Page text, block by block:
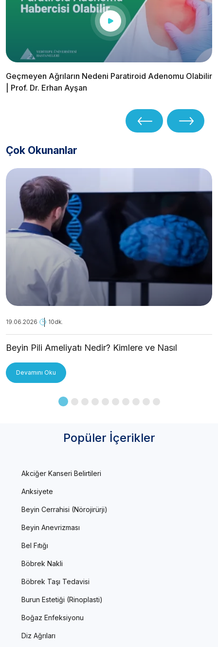
Geçmeyen Ağrıların Nedeni Paratiroid Adenomu Olabilir
| Prof. Dr. Erhan Ayşan
Çok Okunanlar
19.06.2026 10dk.
Beyin Pili Ameliyatı Nedir? Kimlere ve Nasıl
Devamını Oku
Popüler İçerikler
Akciğer Kanseri Belirtileri
Anksiyete
Beyin Cerrahisi (Nörojirürji)
Beyin Anevrizması
Bel Fıtığı
Böbrek Nakli
Böbrek Taşı Tedavisi
Burun Estetiği (Rinoplasti)
Boğaz Enfeksiyonu
Diz Ağrıları